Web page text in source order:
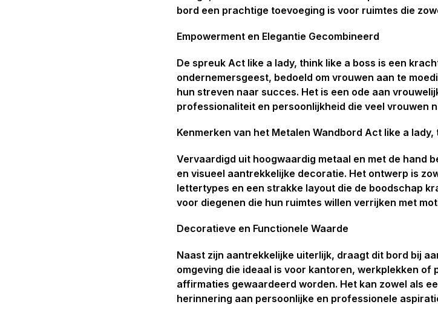
bord een prachtige toevoeging is voor ruimtes die
Empowerment en Elegantie Gecombineerd
De spreuk Act like a lady, think like a boss is een
ondernemersgeest, bedoeld om vrouwen aan te
hun streven naar succes. Het is een ode aan
professionaliteit en persoonlijkheid die veel vrouwen
Kenmerken van het Metalen Wandbord Act like a lady,
Vervaardigd uit hoogwaardig metaal en met de hand
en visueel aantrekkelijke decoratie. Het ontwerp is
lettertypes en een strakke layout die de boodschap
voor diegenen die hun ruimtes willen verrijken met
Decoratieve en Functionele Waarde
Naast zijn aantrekkelijke uiterlijk, draagt dit bord bij
omgeving die ideaal is voor kantoren, werkplekken of
affirmaties gewaardeerd worden. Het kan zowel als
herinnering aan persoonlijke en professionele